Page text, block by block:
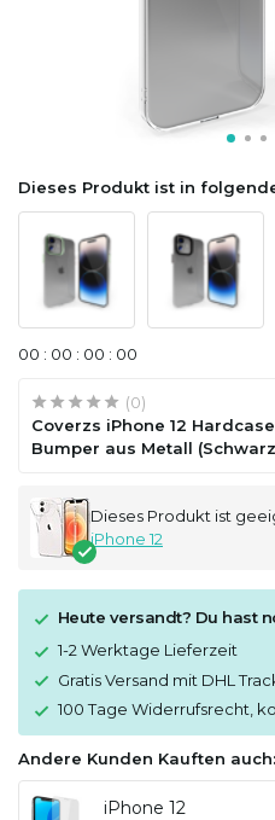
Dieses Produkt ist in
00 : 00 : 00 : 00
(0)
Coverzs iPhone 12
Bumper aus Metall
Dieses Produkt ist
iPhone 12
Heute versandt? Du hast
1-2 Werktage Lieferzeit
Gratis Versand mit DHL
100 Tage Widerrufsrecht,
Andere Kunden Kauften auch:
iPhone 12